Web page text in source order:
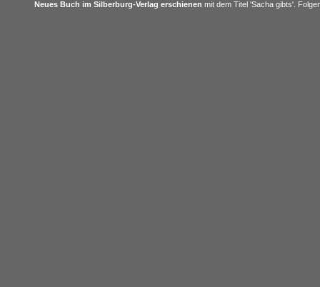
Neues Buch im Silberburg-Verlag erschienenmit dem Titel 'Sacha gibts'. Folgen